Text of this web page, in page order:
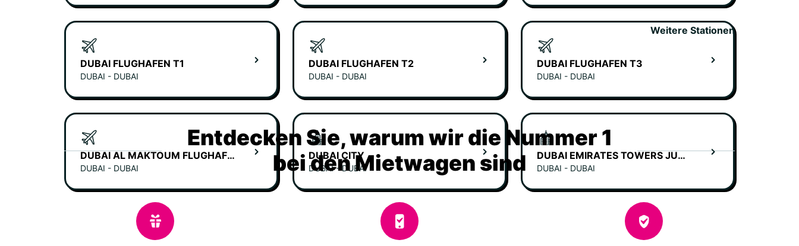
DUBAI FLUGHAFEN T1
DUBAI - DUBAI
DUBAI FLUGHAFEN T2
DUBAI - DUBAI
DUBAI FLUGHAFEN T3
DUBAI - DUBAI
DUBAI AL MAKTOUM FLUGHAFEN
DUBAI - DUBAI
DUBAI CITY
DUBAI - DUBAI
DUBAI EMIRATES TOWERS JUMEIRAH HOTEL
DUBAI - DUBAI
Weitere Stationen
Entdecken Sie, warum wir die Nummer 1
bei den Mietwagen sind